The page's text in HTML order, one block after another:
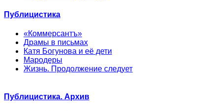
Публицистика
«Коммерсантъ»
Драмы в письмах
Катя Богунова и её дети
Мародеры
Жизнь. Продолжение следует
Публицистика. Архив